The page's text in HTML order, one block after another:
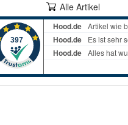
Alle Artikel